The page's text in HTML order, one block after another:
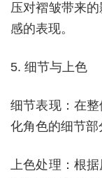
压对褶皱带来
感的表现。
5. 细节与上色
细节表现：在
化角色的细节部
上色处理：根